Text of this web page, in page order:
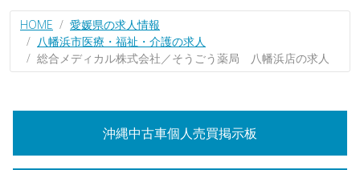
HOME
愛媛県の求人情報
八幡浜市医療・福祉・介護の求人
総合メディカル株式会社／そうごう薬局 八幡浜店の求人
沖縄中古車個人売買掲示板